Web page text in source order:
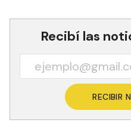
Recibí las
RECIBIR